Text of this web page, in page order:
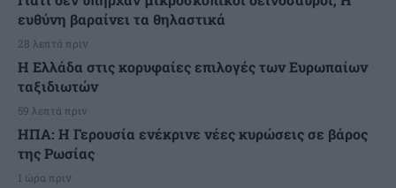
ευθύνη βαραίνει τα θηλαστικά
28 λεπτά πριν
Η Ελλάδα στις κορυφαίες επιλογές των Ευρωπαίων
ταξιδιωτών
59 λεπτά πριν
ΗΠΑ: Η Γερουσία ενέκρινε νέες κυρώσεις σε βάρος
της Ρωσίας
1 ώρα πριν